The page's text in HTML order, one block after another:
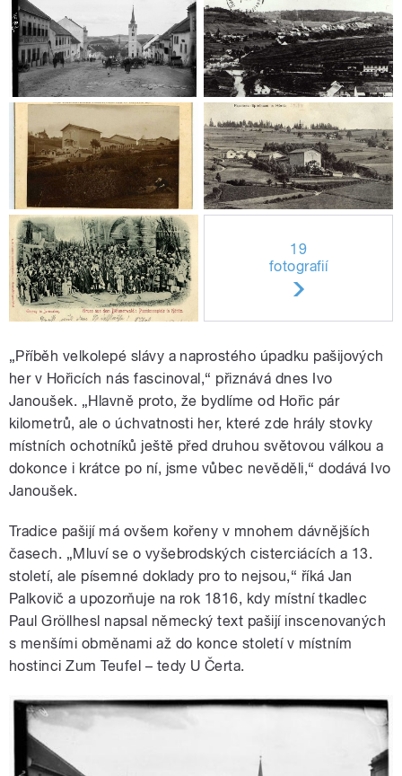
19
fotografií
„Příběh velkolepé slávy a naprostého úpadku pašijových
her v Hořicích nás fascinoval,“ přiznává dnes Ivo
Janoušek. „Hlavně proto, že bydlíme od Hořic pár
kilometrů, ale o úchvatnosti her, které zde hrály stovky
místních ochotníků ještě před druhou světovou válkou a
dokonce i krátce po ní, jsme vůbec nevěděli,“ dodává Ivo
Janoušek.
Tradice pašijí má ovšem kořeny v mnohem dávnějších
časech. „Mluví se o vyšebrodských cisterciácích a 13.
století, ale písemné doklady pro to nejsou,“ říká Jan
Palkovič a upozorňuje na rok 1816, kdy místní tkadlec
Paul Gröllhesl napsal německý text pašijí inscenovaných
s menšími obměnami až do konce století v místním
hostinci Zum Teufel – tedy U Čerta.